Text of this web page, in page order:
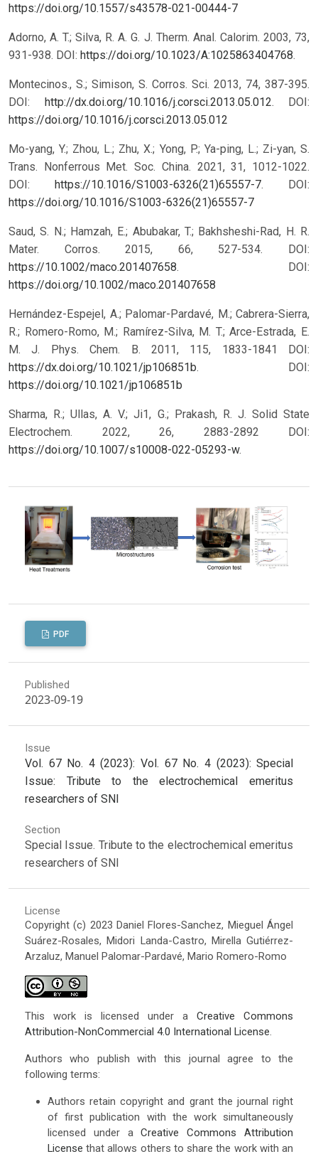
https://doi.org/10.1557/s43578-021-00444-7
Adorno, A. T.; Silva, R. A. G. J. Therm. Anal. Calorim. 2003, 73,
931-938. DOI: https://doi.org/10.1023/A:1025863404768.
Montecinos., S.; Simison, S. Corros. Sci. 2013, 74, 387-395.
DOI: http://dx.doi.org/10.1016/j.corsci.2013.05.012. DOI:
https://doi.org/10.1016/j.corsci.2013.05.012
Mo-yang, Y.; Zhou, L.; Zhu, X.; Yong, P.; Ya-ping, L.; Zi-yan, S.
Trans. Nonferrous Met. Soc. China. 2021, 31, 1012-1022.
DOI: https://10.1016/S1003-6326(21)65557-7. DOI:
https://doi.org/10.1016/S1003-6326(21)65557-7
Saud, S. N.; Hamzah, E.; Abubakar, T.; Bakhsheshi-Rad, H. R.
Mater. Corros. 2015, 66, 527-534. DOI:
https://10.1002/maco.201407658. DOI:
https://doi.org/10.1002/maco.201407658
Hernández-Espejel, A.; Palomar-Pardavé, M.; Cabrera-Sierra,
R.; Romero-Romo, M.; Ramírez-Silva, M. T.; Arce-Estrada, E.
M. J. Phys. Chem. B. 2011, 115, 1833-1841 DOI:
https://dx.doi.org/10.1021/jp106851b. DOI:
https://doi.org/10.1021/jp106851b
Sharma, R.; Ullas, A. V.; Ji1, G.; Prakash, R. J. Solid State
Electrochem. 2022, 26, 2883-2892 DOI:
https://doi.org/10.1007/s10008-022-05293-w.
PDF
Published
2023-09-19
Issue
Vol. 67 No. 4 (2023): Vol. 67 No. 4 (2023): Special
Issue: Tribute to the electrochemical emeritus
researchers of SNI
Section
Special Issue. Tribute to the electrochemical emeritus
researchers of SNI
License
Copyright (c) 2023 Daniel Flores-Sanchez, Mieguel Ángel
Suárez-Rosales, Midori Landa-Castro, Mirella Gutiérrez-
Arzaluz, Manuel Palomar-Pardavé, Mario Romero-Romo
This work is licensed under aCreative Commons
Attribution-NonCommercial 4.0 International License
Authors who publish with this journal agree to the
following terms:
Authors retain copyright and grant the journal right
of first publication with the work simultaneously
licensed under aCreative Commons Attribution
License that allows others to share the work with an